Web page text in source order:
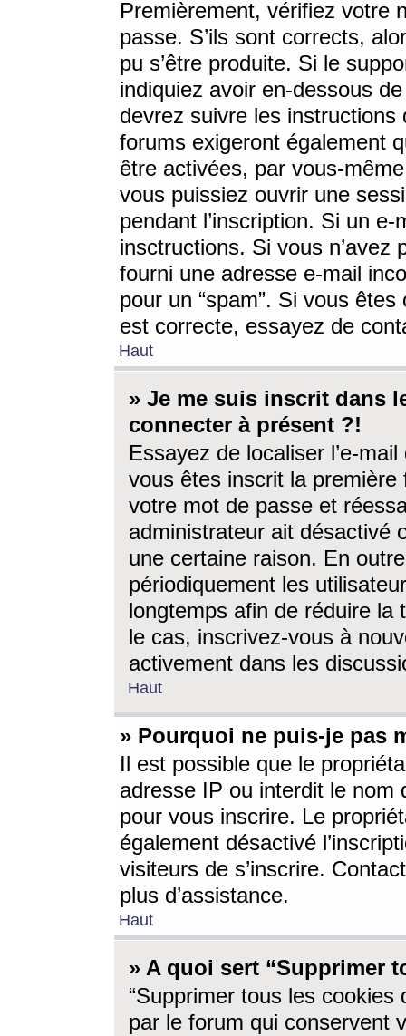
Premièrement, vérifiez votre
passe. S’ils sont corrects,
pu s’être produite. Si le
indiquiez avoir en-dessous
devrez suivre les
forums exigeront également
être activées, par vous-
vous puissiez ouvrir une
pendant l’inscription. Si un
insctructions. Si vous n’avez
fourni une adresse e-mail
pour un “spam”. Si vous
est correcte, essayez de
Haut
» Je me suis inscrit dans
connecter à présent ?!
Essayez de localiser l’e-
vous êtes inscrit la première
votre mot de passe et
administrateur ait désactivé
une certaine raison. En
périodiquement les
longtemps afin de réduire la
le cas, inscrivez-vous à
activement dans les
Haut
» Pourquoi ne puis-je pas
Il est possible que le
adresse IP ou interdit le nom
pour vous inscrire. Le
également désactivé
visiteurs de s’inscrire.
plus d’assistance.
Haut
» A quoi sert “Supprimer
“Supprimer tous les cookies
par le forum qui conservent